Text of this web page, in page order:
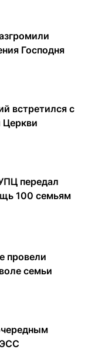
Господня
встретился с
Церкви
передал
100 семьям
провели
семьи